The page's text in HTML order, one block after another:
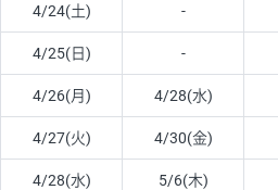
4/24(土) -
4/25(日) -
4/26(月) 4/28(水)
4/27(火) 4/30(金)
4/28(水) 5/6(木)